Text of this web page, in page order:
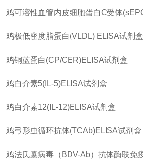
鸡可溶性血管内皮细胞蛋白C受体
鸡极低密度脂蛋白(VLDL) ELISA试剂盒
鸡铜蓝蛋白(CP/CER)ELISA试剂盒
鸡白介素5(IL-5)ELISA试剂盒
鸡白介素12(IL-12)ELISA试剂盒
鸡弓形虫循环抗体(TCAb)ELISA试剂盒
鸡法氏囊病毒（ BDV-Ab）抗体酶联免